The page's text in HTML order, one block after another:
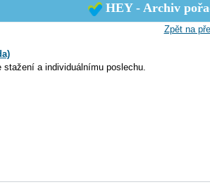
HEY - Archiv
Zpět na
stažení a individuálnímu poslechu.